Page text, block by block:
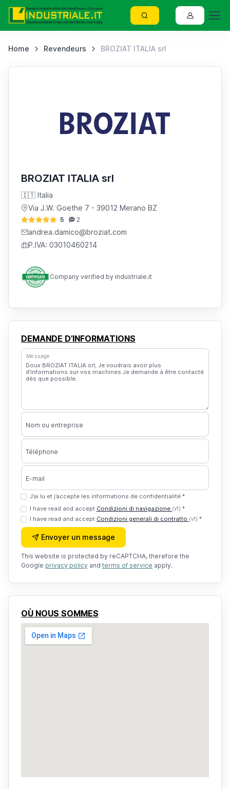
Home Revendeurs BROZIAT ITALIA srl
BROZIAT ITALIA srl
🇮🇹 Italia
Via J.W. Goethe 7 - 39012 Merano BZ
5 2
andrea.damico@broziat.com
P.IVA: 03010460214
Company verified by industriale.it
DEMANDE D’INFORMATIONS
Message
Nom ou entreprise
Téléphone
E-mail
J’ai lu et j’accepte les informations de confidentialité *
I have read and accept Condizioni di navigazione (v1) *
I have read and accept Condizioni generali di contratto (v1) *
Envoyer un message
This website is protected by reCAPTCHA, therefore the
Google privacy policy and terms of service apply.
OÙ NOUS SOMMES